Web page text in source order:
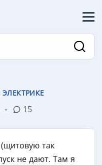
15
так
не дают. Там я